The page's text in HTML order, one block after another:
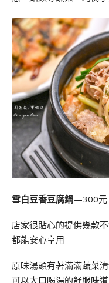
雪白豆香豆腐鍋—300元
店家很貼心的提供幾款
都能安心享用
原味湯頭有著滿滿蔬菜
可以大口喝湯的舒服味道